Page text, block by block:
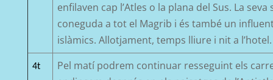
enfilaven cap l’Atles o la plana del Sus. La seva
coneguda a tot el Magrib i és també un
islàmics. Allotjament, temps lliure i nit a l’hotel.
4t Pel matí podrem continuar resseguintels